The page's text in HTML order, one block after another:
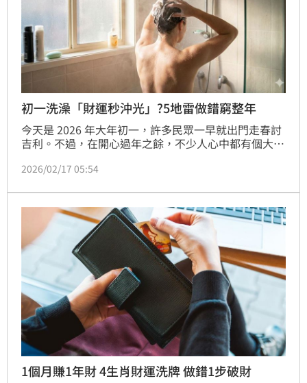
初一洗澡「財運秒沖光」?5地雷做錯窮整年
今天是 2026 年大年初一，許多民眾一早就出門走春討
吉利。不過，在開心過年之餘，不少人心中都有個大疑
洗頭，今天洗會不會把財運沖光？」對此，《三立新聞
5 大「破財地雷」，別讓生活習慣不小心把一整年的好
運都「洗掉」了！
2026/02/17 05:54
1個月賺1年財 4生肖財運洗牌 做錯1步破財